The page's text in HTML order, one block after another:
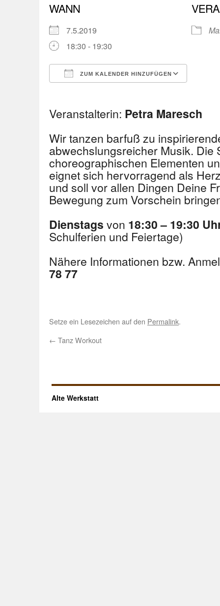
WANN
7.5.2019
18:30 - 19:30
ZUM KALENDER HINZUFÜGEN
Veranstalterin: Petra Maresch
Wir tanzen barfuß zu
abwechslungsreicher Musik. Die
choreographischen Elementen
eignet sich hervorragend als
und soll vor allen Dingen Deine
Bewegung zum Vorschein
Dienstags von 18:30 – 19:30
Schulferien und Feiertage)
Nähere Informationen bzw.
78 77
Setze ein Lesezeichen auf den Permalink.
← Tanz Workout
Alte Werkstatt